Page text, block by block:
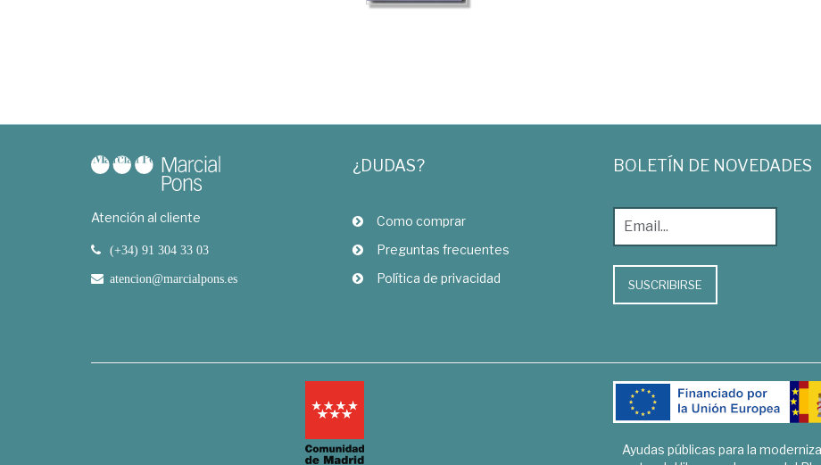
Atención al cliente
(+34) 91 304 33 03
atencion@marcialpons.es
¿DUDAS?
Como comprar
Preguntas frecuentes
Política de privacidad
BOLETÍN DE NOVEDADES
SUSCRIBIRSE
Ayudas públicas para la